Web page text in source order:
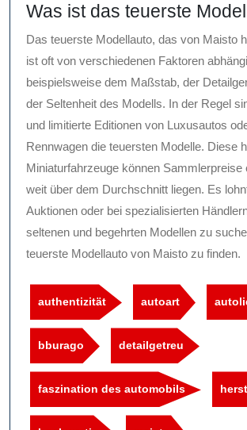
Was ist das teuerste
Das teuerste Modellauto, das von Maisto
ist oft von verschiedenen Faktoren
beispielsweise dem Maßstab, der
der Seltenheit des Modells. In der Regel
und limitierte Editionen von Luxusautos
Rennwagen die teuersten Modelle. Diese
Miniaturfahrzeuge können Sammlerpreise
weit über dem Durchschnitt liegen. Es
Auktionen oder bei spezialisierten
seltenen und begehrten Modellen zu
teuerste Modellauto von Maisto zu finden.
authentizität autoart
bburago detailgetreu
faszination des automobils